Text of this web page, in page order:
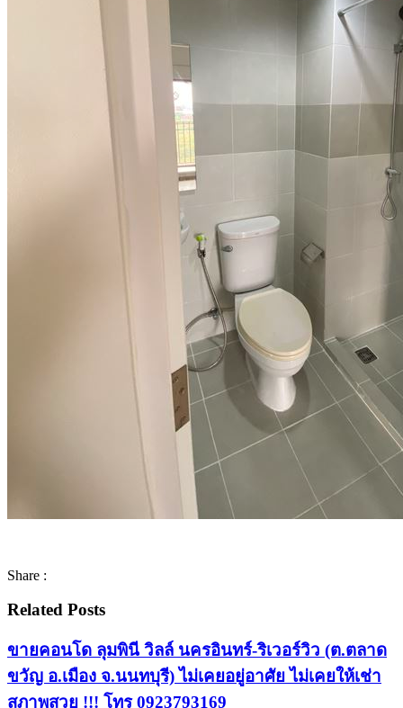
Share :
Related Posts
ขายคอนโด ลุมพินี วิลล์ นครอินทร์-ริเวอร์วิว (ต.ตลาด
ขวัญ อ.เมือง จ.นนทบุรี) ไม่เคยอยู่อาศัย ไม่เคยให้เช่า
สภาพสวย !!! โทร 0923793169